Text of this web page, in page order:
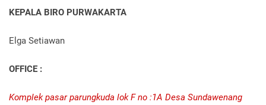
KEPALA BIRO PURWAKARTA
Elga Setiawan
OFFICE :
Komplek pasar parungkuda lok F no :1A Desa Sundawenang